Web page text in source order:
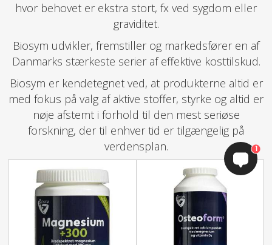
hvor behovet er ekstra stort, fx ved sygdom eller
graviditet.
Biosym udvikler, fremstiller og markedsfører en af
Danmarks stærkeste serier af effektive kosttilskud.
Biosym er kendetegnet ved, at produkterne altid er
med fokus på valg af aktive stoffer, styrke og altid er
nøje afstemt i forhold til den mest seriøse
forskning, der til enhver tid er tilgængelig på
verdensplan.
1